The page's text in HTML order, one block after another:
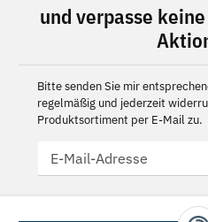
und verpasse
Bitte senden Sie mir
regelmäßig und jederzeit
Produktsortiment per E-Mail zu.